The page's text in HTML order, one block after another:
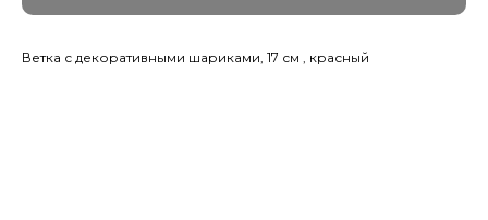
Ветка с декоративными шариками, 17 см , красный